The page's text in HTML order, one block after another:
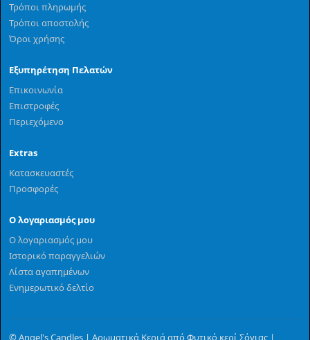
Τρόποι πληρωμής
Τρόποι αποστολής
Όροι χρήσης
Εξυπηρέτηση Πελατών
Επικοινωνία
Επιστροφές
Περιεχόμενο
Extras
Κατασκευαστές
Προσφορές
Ο λογαριασμός μου
Ο λογαριασμός μου
Ιστορικό παραγγελιών
Λίστα αγαπημένων
Ενημερωτικό δελτίο
© Angel's Candles | Αρωματικά Κεριά από Φυτικό κερί Σόγιας |